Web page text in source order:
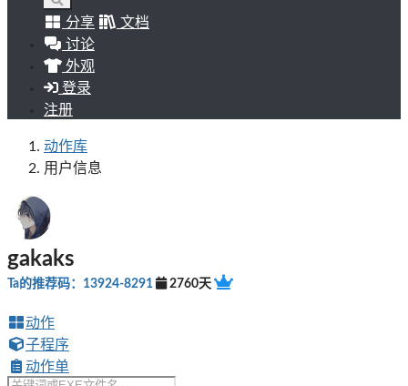
分享
文档
讨论
外观
登录
注册
动作库
用户信息
gakaks
Ta的推荐码：13924-8291 2760天
动作
子程序
动作单